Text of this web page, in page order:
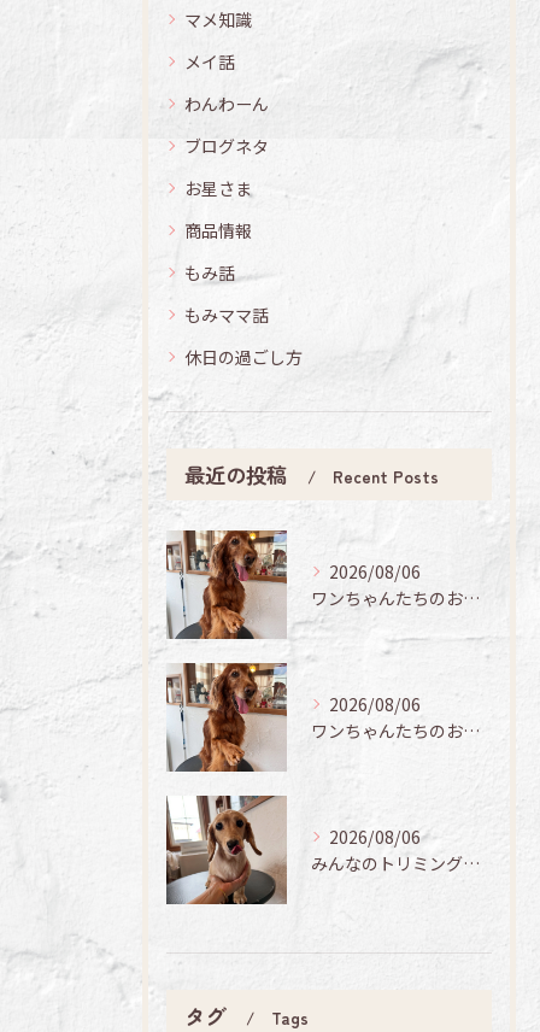
マメ知識
メイ話
わんわーん
ブログネタ
お星さま
商品情報
もみ話
もみママ話
休日の過ごし方
最近の投稿 Recent Posts
2026/08/06
ワンちゃんたちのお手入れ日記🐶✨
2026/08/06
ワンちゃんたちのお手入れ日記🐶✨
2026/08/06
みんなのトリミング日記🌟
タグ Tags